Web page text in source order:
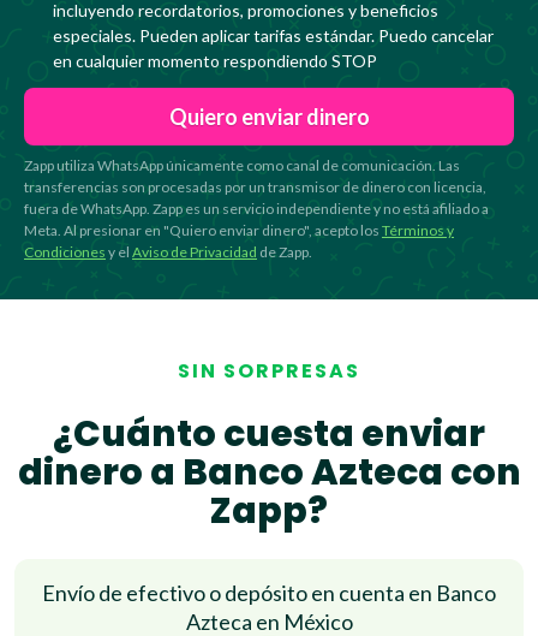
incluyendo recordatorios, promociones y beneficios
especiales. Pueden aplicar tarifas estándar. Puedo cancelar
en cualquier momento respondiendo STOP
Zapp utiliza WhatsApp únicamente como canal de comunicación. Las
transferencias son procesadas por un transmisor de dinero con licencia,
fuera de WhatsApp. Zapp es un servicio independiente y no está afiliado a
Meta. Al presionar en "Quiero enviar dinero", acepto los Términos y
Condiciones y el Aviso de Privacidad de Zapp.
SIN SORPRESAS
¿Cuánto cuesta enviar
dinero a Banco Azteca con
Zapp?
Envío de efectivo o depósito en cuenta en Banco
Azteca en México